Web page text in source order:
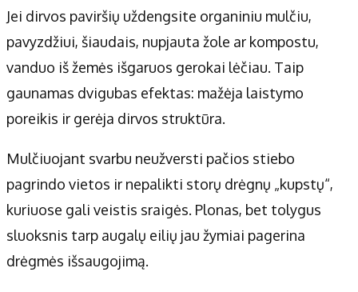
Jei dirvos paviršių uždengsite organiniu mulčiu,
pavyzdžiui, šiaudais, nupjauta žole ar kompostu,
vanduo iš žemės išgaruos gerokai lėčiau. Taip
gaunamas dvigubas efektas: mažėja laistymo
poreikis ir gerėja dirvos struktūra.
Mulčiuojant svarbu neužversti pačios stiebo
pagrindo vietos ir nepalikti storų drėgnų „kupstų“,
kuriuose gali veistis sraigės. Plonas, bet tolygus
sluoksnis tarp augalų eilių jau žymiai pagerina
drėgmės išsaugojimą.